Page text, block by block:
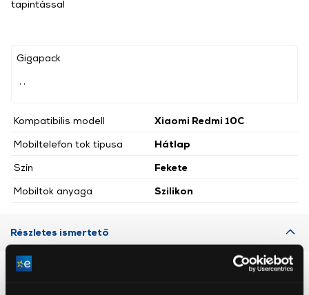
Gigapack
Kompatibilis modell
Xiaomi Redmi 10C
Mobiltelefon tok típusa
Hátlap
Szín
Fekete
Mobiltok anyaga
Szilikon
tapintással
Részletes ismertető